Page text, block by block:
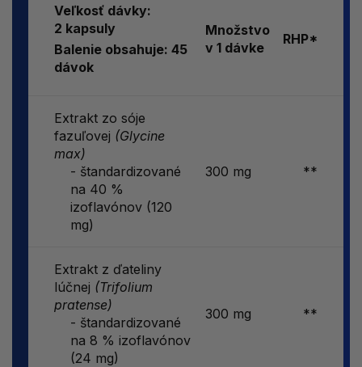
Veľkosť dávky:
2 kapsuly
Balenie obsahuje: 45
dávok
Množstvo
v 1 dávke
RHP*
Extrakt zo sóje
fazuľovej (Glycine
max)
- štandardizované
na 40 %
izoflavónov (120
mg)
300 mg **
Extrakt z ďateliny
lúčnej (Trifolium
pratense)
- štandardizované
na 8 % izoflavónov
(24 mg)
300 mg **